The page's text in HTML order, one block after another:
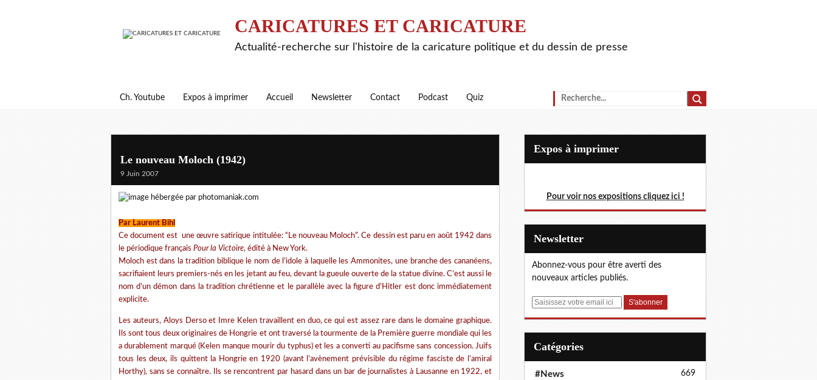
CARICATURES ET CARICATURE
Actualité-recherche sur l'histoire de la caricature politique et du dessin de presse
Ch. Youtube Expos à imprimer Accueil Newsletter Contact Podcast Quiz
Le nouveau Moloch (1942)
9 Juin 2007
Par Laurent Bihl
Ce document est une œuvre satirique intitulée: “Le nouveau Moloch”. Ce dessin est paru en août 1942 dans
le périodique français Pour la Victoire, édité à New York.
Moloch est dans la tradition biblique le nom de l’idole à laquelle les Ammonites, une branche des cananéens,
sacrifiaient leurs premiers-nés en les jetant au feu, devant la gueule ouverte de la statue divine. C’est aussi le
nom d’un démon dans la tradition chrétienne et le parallèle avec la figure d’Hitler est donc immédiatement
explicite.
Les auteurs, Aloys Derso et Imre Kelen travaillent en duo, ce qui est assez rare dans le domaine graphique.
Ils sont tous deux originaires de Hongrie et ont traversé la tourmente de la Première guerre mondiale qui les
a durablement marqué (Kelen manque mourir du typhus) et les a converti au pacifisme sans concession. Juifs
tous les deux, ils quittent la Hongrie en 1920 (avant l’avènement prévisible du régime fasciste de l’amiral
Horthy), sans se connaître. Ils se rencontrent par hasard dans un bar de journalistes à Lausanne en 1922, et
Expos à imprimer
Pour voir nos expositions cliquez ici !
Newsletter
Abonnez-vous pour être averti des
nouveaux articles publiés.
E
Catégories
#News 669